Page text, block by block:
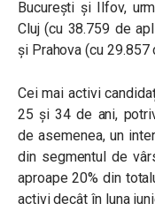
București și Ilfov,
Cluj (cu 38.759 de
și Prahova (cu 29.857
Cei mai activi
25 și 34 de ani,
de asemenea, un
din segmentul de
aproape 20% din
activi decât în luna